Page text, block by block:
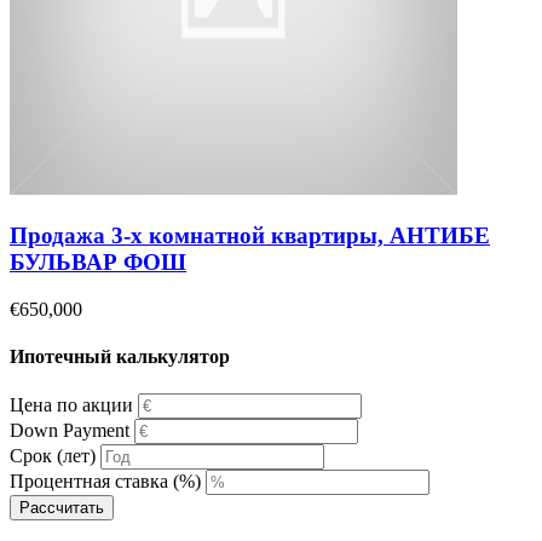
Продажа 3-х комнатной квартиры, АНТИБЕ
БУЛЬВАР ФОШ
€650,000
Ипотечный калькулятор
Цена по акции
Down Payment
Срок (лет)
Процентная ставка (%)
Рассчитать